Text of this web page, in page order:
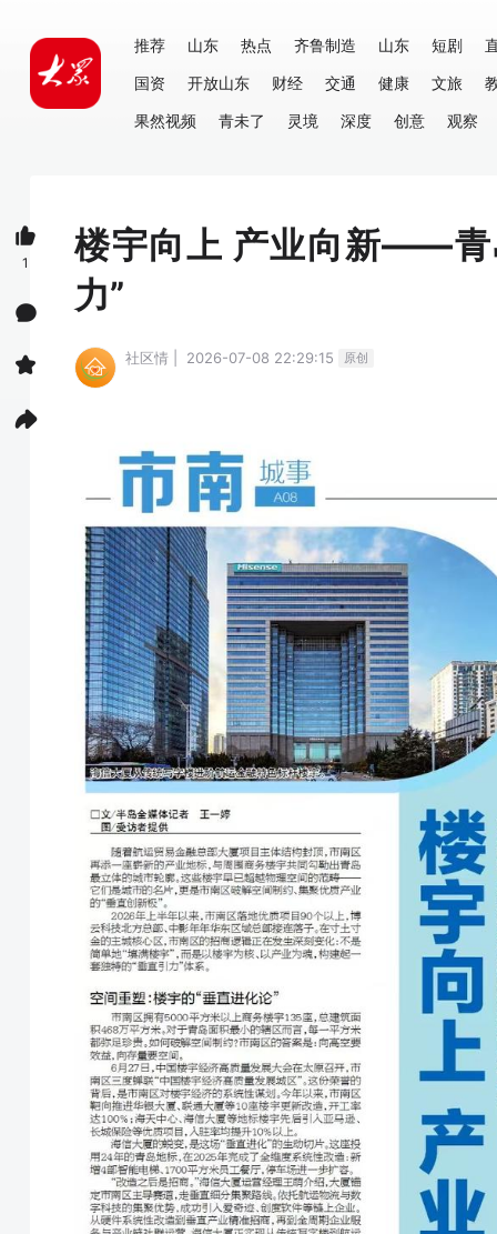
推荐 山东 热点 齐鲁制造 山东 短剧
国资
开放山东 财经 交通 健康 文旅
果然视频
青未了 灵境 深度 创意 观察
楼宇向上 产业向新——青
力”
社区情 | 2026-07-08 22:29:15 原创
1